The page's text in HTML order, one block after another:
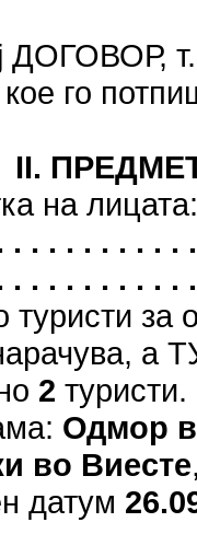
ДОГОВОР,
го
II.
на лицата:
. . . . . . . . . .
. . . . . . . . . .
туристи
а
2
Одмор
во Виесте
датум